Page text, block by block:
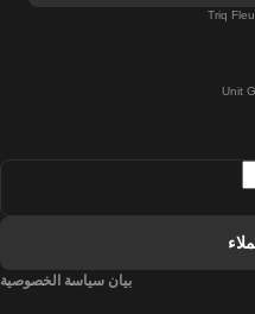
إلى لاغوس
إلى مدريد
Unit
بيان سياسة الخصوصية